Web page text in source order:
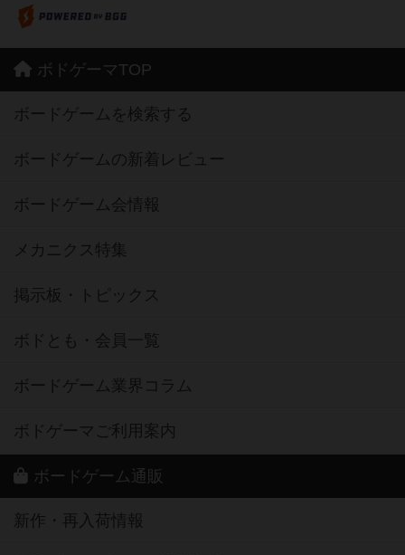
ボドゲーマTOP
ボードゲームを検索する
ボードゲームの新着レビュー
ボードゲーム会情報
メカニクス特集
掲示板・トピックス
ボドとも・会員一覧
ボードゲーム業界コラム
ボドゲーマご利用案内
ボードゲーム通販
新作・再入荷情報